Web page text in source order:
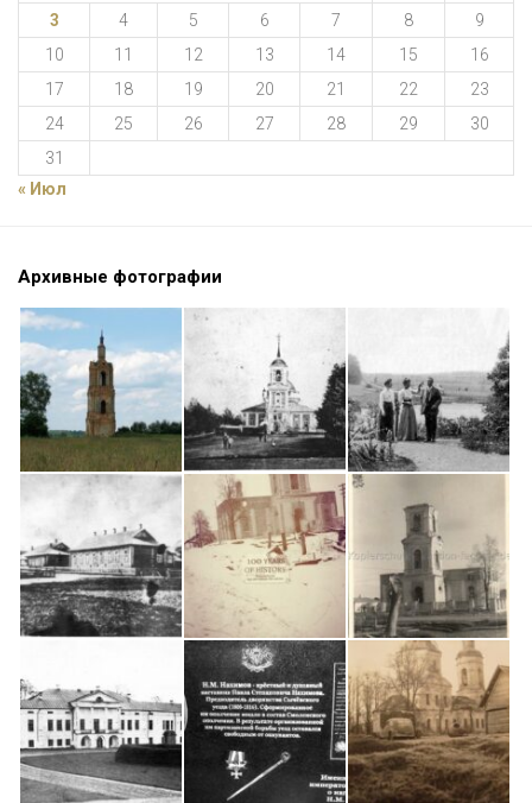
3
4 5 6 7 8
9
10
11 12 13 14 15
16
17
18 19 20 21 22
23
24
25 26 27 28 29
30
31
« Июл
Архивные фотографии